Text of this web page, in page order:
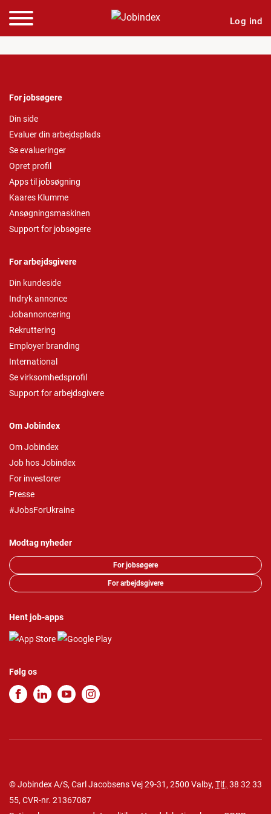
Log ind
For jobsøgere
Din side
Evaluer din arbejdsplads
Se evalueringer
Opret profil
Apps til jobsøgning
Kaares Klumme
Ansøgningsmaskinen
Support for jobsøgere
For arbejdsgivere
Din kundeside
Indryk annonce
Jobannoncering
Rekruttering
Employer branding
International
Se virksomhedsprofil
Support for arbejdsgivere
Om Jobindex
Om Jobindex
Job hos Jobindex
For investorer
Presse
#JobsForUkraine
Modtag nyheder
For jobsøgere
For arbejdsgivere
Hent job-apps
Følg os
© Jobindex A/S, Carl Jacobsens Vej 29-31, 2500 Valby, Tlf. 38 32 33
55, CVR-nr. 21367087